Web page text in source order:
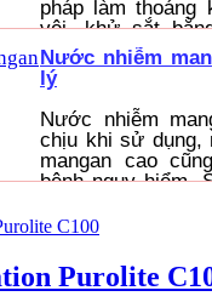
pháp làm
vôi, khử sắt
dụng hệ thống
chứa vật liệu khử
Nước nhiễm
lý
Nước nhiễm
chịu khi sử dụng,
mangan cao
bệnh nguy hiểm.
cách xử lý
mangan nhé.
Purolite